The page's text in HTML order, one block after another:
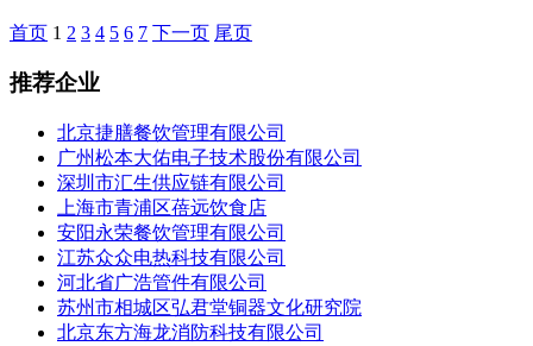
首页 1 2 3 4 5 6 7 下一页 尾页
推荐企业
北京捷膳餐饮管理有限公司
广州松本大佑电子技术股份有限公司
深圳市汇生供应链有限公司
上海市青浦区蓓远饮食店
安阳永荣餐饮管理有限公司
江苏众众电热科技有限公司
河北省广浩管件有限公司
苏州市相城区弘君堂铜器文化研究院
北京东方海龙消防科技有限公司